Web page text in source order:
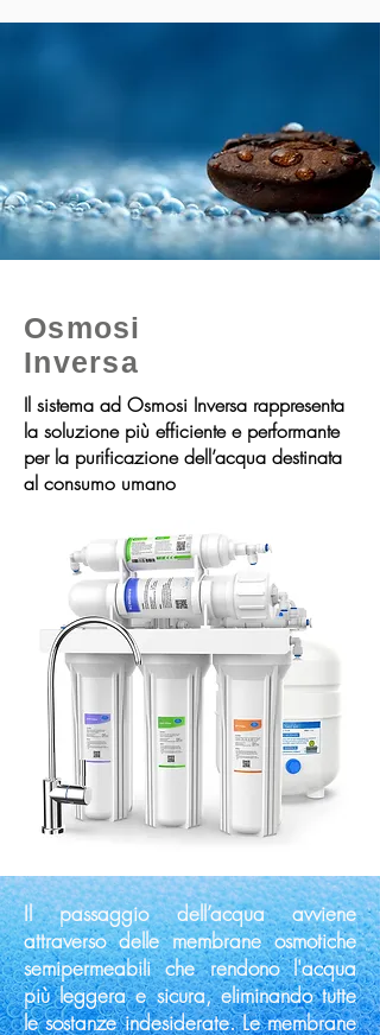
Osmosi
Inversa
Il sistema ad Osmosi Inversa rappresenta
la soluzione più efficiente e performante
per la purificazione dell’acqua destinata
al consumo umano
Il passaggio dell’acqua avviene
attraverso delle membrane osmotiche
semipermeabili che rendono l'acqua
più leggera e sicura, eliminando tutte
le sostanze indesiderate. Le membrane